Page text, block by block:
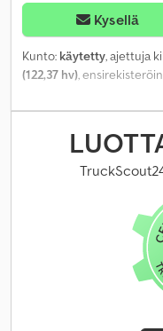
Kysellä
Kunto: käytetty, ajettuja
(122,37 hv),
lastitilan leveys:2 440 mm
kuormatilan korkeus:1
kokonaisleveys:2 500 mm
, Varusteet:ABS,